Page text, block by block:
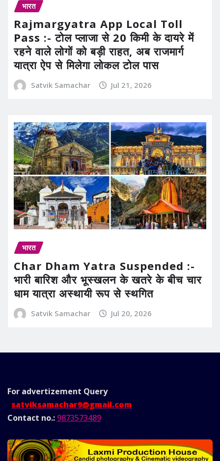
भारत
Rajmargyatra App Local Toll
Pass :- टोल प्लाजा से 20 किमी के दायरे में
रहने वाले लोगों को बड़ी राहत, अब राजमार्ग
यात्रा ऐप से मिलेगा लोकल टोल पास
Satvik Samachar Jul 21, 2026
भारत
Char Dham Yatra Suspended :-
भारी बारिश और भूस्खलन के खतरे के बीच चार
धाम यात्रा अस्थायी रूप से स्थगित
Satvik Samachar Jul 20, 2026
For advertizement Query
satviksamachar9@gmail.com
Contact no.: 9873573489